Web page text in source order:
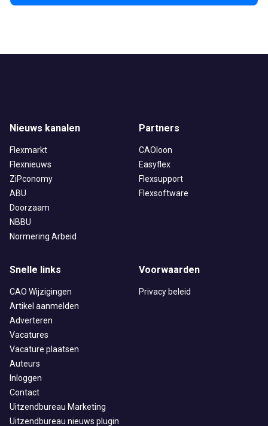
Nieuws kanalen
Flexmarkt
Flexnieuws
ZiPconomy
ABU
Doorzaam
NBBU
Normering Arbeid
Partners
CAOloon
Easyflex
Flexsupport
Flexsoftware
Snelle links
CAO Wijzigingen
Artikel aanmelden
Adverteren
Vacatures
Vacature plaatsen
Auteurs
Inloggen
Contact
Uitzendbureau Marketing
Uitzendbureau nieuws plugin
Voorwaarden
Privacy beleid